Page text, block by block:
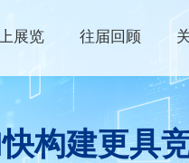
展览 往届回顾
构建更具